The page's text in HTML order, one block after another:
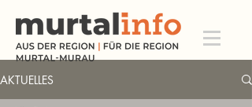
AKTUELLES